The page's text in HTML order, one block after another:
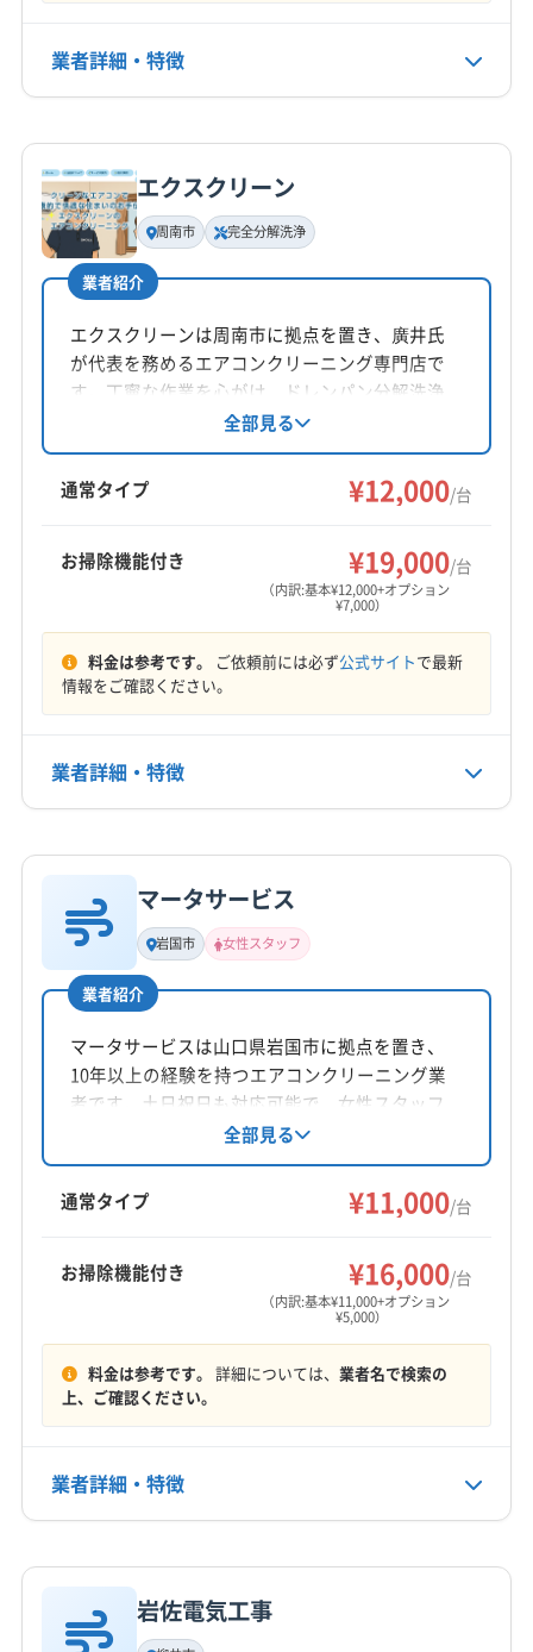
(東京都) 目黒区
電話番号
公式HP
公式サイトなし
業者詳細・特徴
基本情報
代表者名
松本法信
所在地
山口県柳井市新庄910-1
対応地域
岩国市 周南市
熊毛郡上関町
熊毛郡田布施町
熊毛郡平生町
大島郡周防大島町
定休日
不定休
非公開
公式サイトなし
エクスクリーン
周南市 完全分解洗浄
業者紹介
エクスクリーンは周南市に拠点を置き、廣井氏
が代表を務めるエアコンクリーニング専門店で
す。丁寧な作業を心がけ、ドレンパン分解洗浄
やエコ洗剤の使用にも対応。土日祝日も営業
し、地域密着型で安心のサービスを提供しま
す。
全部見る
通常タイプ ¥12,000/台
お掃除機能付き ¥19,000/台
（内訳:基本¥12,000+オプション
¥7,000）
料金は参考です。 ご依頼前には必ず公式サイトで最新
情報をご確認ください。
業者詳細・特徴
基本情報
代表者名
廣井道昭
所在地
山口県周南市清水2丁目16-21
対応地域
下松市 岩国市
周南市
防府市 柳井市 玖珂郡和木町
熊毛郡上関町
熊毛郡田布施町
(広島県) 大竹市
定休日
不定休
0834-34-3377
マータサービス
岩国市 女性スタッフ
業者紹介
マータサービスは山口県岩国市に拠点を置き、
10年以上の経験を持つエアコンクリーニング業
者です。土日祝日も対応可能で、女性スタッフ
が在籍。丁寧な作業を心掛け、損害保険加入で
安心を提供しています。複数台割引やオプショ
ンも充実しています。
全部見る
通常タイプ ¥11,000/台
お掃除機能付き ¥16,000/台
（内訳:基本¥11,000+オプション
¥5,000）
料金は参考です。 詳細については、 業者名で検索の
上、ご確認ください。
業者詳細・特徴
基本情報
代表者名
岩佐電気工事